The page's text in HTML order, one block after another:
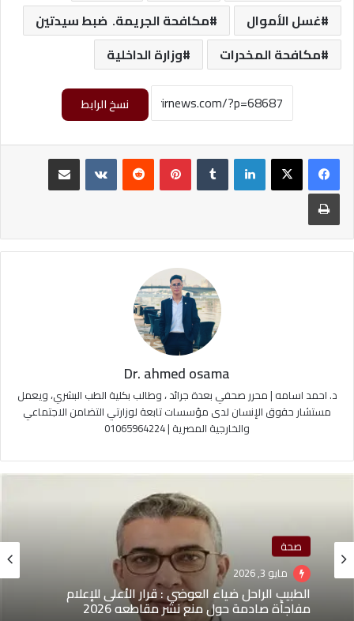
غسل الأموال
مكافحة الجريمة. ضبط سيدتين
مكافحة المخدرات
وزارة الداخلية
نسخ الرابط
لينكدإن بينتيريست
طباعة
Dr. ahmed osama
د. احمد اسامه | محرر صحفي بعدة جرائد ، وطالب بكلية الطب البشري، ويعمل
مستشار حقوق الإنسان لدى مؤسسات تابعة لوزارتي التضامن الاجتماعي
والخارجية المصرية | 01065964224
صحة
مايو 3, 2026
الطبيب الراحل ضياء العوضي : قرار الأعلى للإعلام
حوادث
مارس 30, 2026